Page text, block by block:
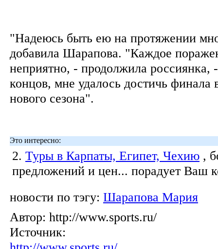
"Надеюсь быть ею на протяжении
добавила Шарапова. "Каждое
неприятно, - продолжила россиянка,
концов, мне удалось достичь финала
нового сезона".
Это интересно:
2. Туры в Карпаты, Египет, Чехию ,
предложений и цен... порадует Ваш
новости по тэгу: Шарапова Мария
Автор: http://www.sports.ru/
Источник: